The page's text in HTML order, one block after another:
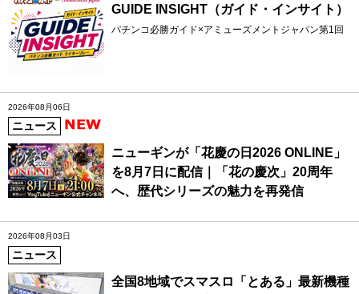
GUIDE INSIGHT（ガイド・インサイト）
パチンコ必勝ガイド×アミューズメントジャパン第1回
2026年08月06日
ニュース
ニューギンが「花慶の日2026 ONLINE」
を8月7日に配信｜「花の慶次」20周年
へ、歴代シリーズの魅力を再発信
2026年08月03日
ニュース
全国8地域でスマスロ「とある」最新機種